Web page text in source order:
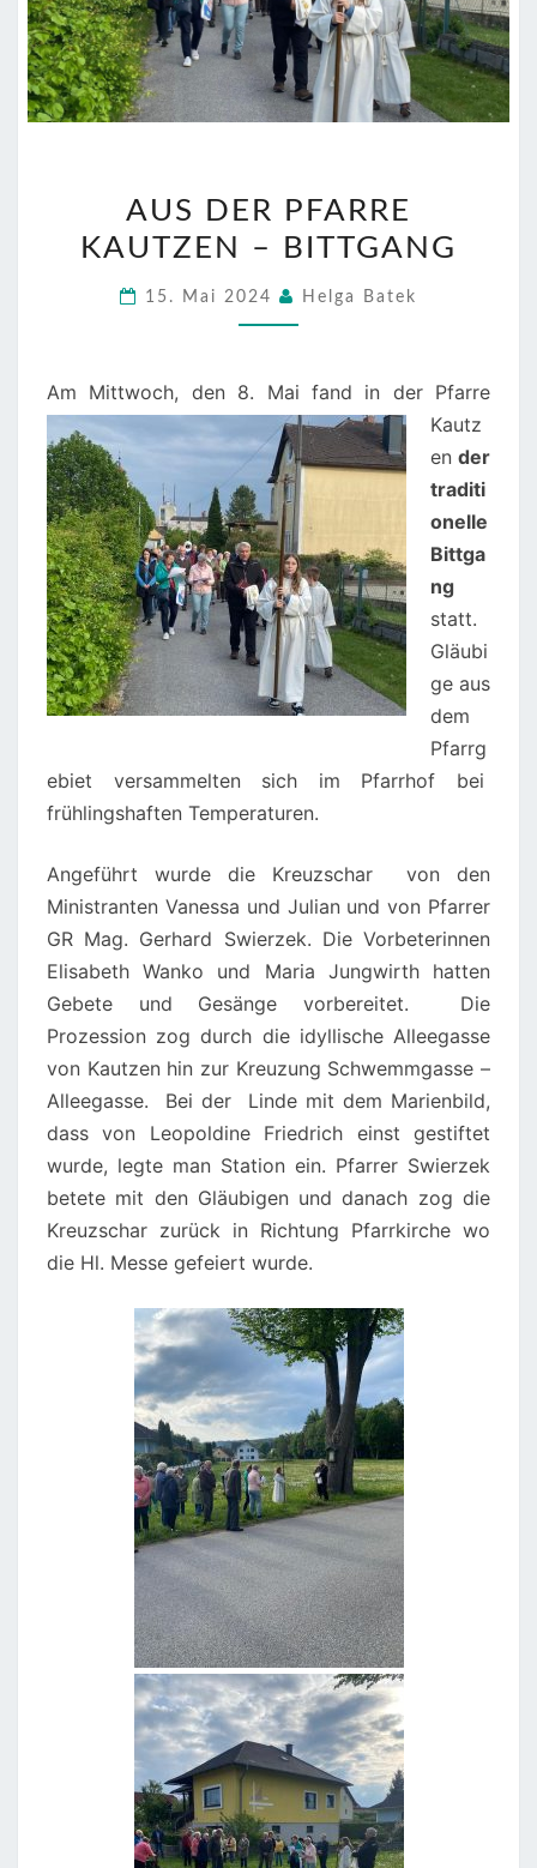
DER
PFARRE
AUS DER PFARRE
KAUTZEN – BITTGANG
15. Mai 2024 Helga Batek
Am Mittwoch, den 8. Mai fand in der Pfarre
Kautz
en der
traditi
onelle
Bittga
ng
statt.
Gläubi
ge aus
dem
Pfarrg
ebiet versammelten sich im Pfarrhof bei
frühlingshaften Temperaturen.
Angeführt wurde die Kreuzschar von den
Ministranten Vanessa und Julian und von Pfarrer
GR Mag. Gerhard Swierzek. Die Vorbeterinnen
Elisabeth Wanko und Maria Jungwirth hatten
Gebete und Gesänge vorbereitet. Die
Prozession zog durch die idyllische Alleegasse
von Kautzen hin zur Kreuzung Schwemmgasse –
Alleegasse. Bei der Linde mit dem Marienbild,
dass von Leopoldine Friedrich einst gestiftet
wurde, legte man Station ein. Pfarrer Swierzek
betete mit den Gläubigen und danach zog die
Kreuzschar zurück in Richtung Pfarrkirche wo
die Hl. Messe gefeiert wurde.